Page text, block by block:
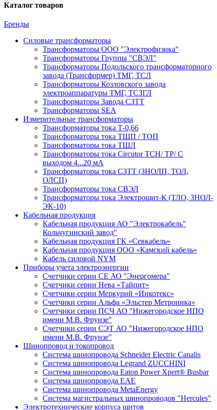
Каталог товаров
Бренды
Силовые трансформаторы
Трансформаторы ООО "Электрофизика"
Трансформаторы Группы "СВЭЛ"
Трансформаторы Подольского трансформаторного
завода (Трансформер) ТМГ, ТСЛ
Трансформаторы Козловского завода
электроаппаратуры ТМГ, ТСЗГЛ
Трансформаторы Завода СЗТТ
Трансформаторы SEA
Измерительные трансформаторы
Трансформаторы тока Т-0,66
Трансформаторы тока ТШП / ТОП
Трансформаторы тока ТШЛ
Трансформаторы тока Circutor TCH/ TP/ С
выходом 4...20 мА
Трансформаторы тока СЗТТ (ЗНОЛП, ТОЛ,
ОЛСП)
Трансформаторы тока СВЭЛ
Трансформаторы тока Электрощит-К (ТЛО, ЗНОЛ-
ЭК-10)
Кабельная продукция
Кабельная продукция АО "Электрокабель"
Кольчугинский завод"
Кабельная продукция ГК «Севкабель»
Кабельная продукция ООО «Камский кабель»
Кабель силовой NYM
Приборы учета электроэнергии
Счетчики серии СЕ АО "Энергомера"
Счетчики серии Нева «Тайпит»
Счетчики серии Меркурий «Инкотекс»
Счетчики серии Альфа «Эльстер Метроника»
Счетчики серии ПСЧ АО "Нижегородское НПО
имени М.В. Фрунзе"
Счетчики серии СЭТ АО "Нижегородское НПО
имени М.В. Фрунзе"
Шинопровод и токопровод
Система шинопровода Schneider Electric Canalis
Система шинопровода Legrand ZUCCHINI
Система шинопровода Eaton Power Xpert® Busbar
Система шинопровода EAE
Система шинопровода MetaEnergy
Система магистральных шинопроводов "Hercules"
Электротехнические корпуса щитов